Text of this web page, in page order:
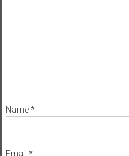
Name*
Email *